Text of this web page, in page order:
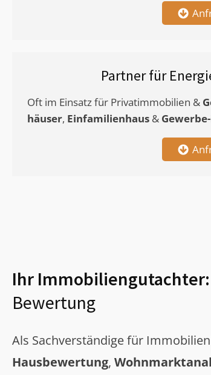
Partner für
Oft im Einsatz für Privatimmobilien &
häuser, Einfamilienhaus &
Ihr Immobiliengutachter:
Bewertung
Als Sachverständige für
Hausbewertung,